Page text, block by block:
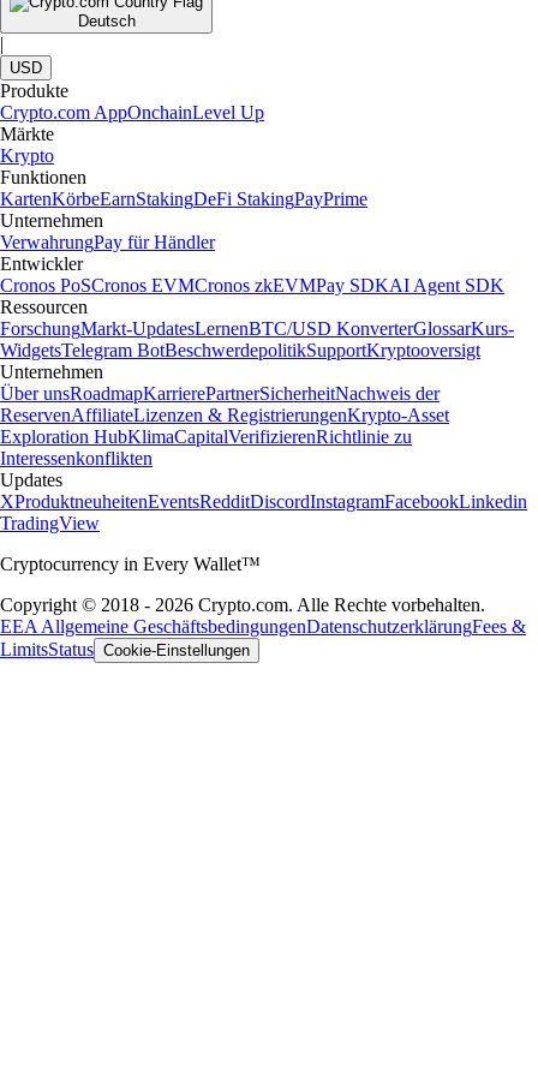
Deutsch
|
USD
Produkte
Crypto.com AppOnchainLevel Up
Märkte
Krypto
Funktionen
KartenKörbeEarnStakingDeFi StakingPayPrime
Unternehmen
VerwahrungPay für Händler
Entwickler
Cronos PoSCronos EVMCronos zkEVMPay SDKAI Agent SDK
Ressourcen
ForschungMarkt-UpdatesLernenBTC/USD KonverterGlossarKurs-
WidgetsTelegram BotBeschwerdepolitikSupportKryptooversigt
Unternehmen
Über unsRoadmapKarrierePartnerSicherheitNachweis der
ReservenAffiliateLizenzen & RegistrierungenKrypto-Asset
Exploration HubKlimaCapitalVerifizierenRichtlinie zu
Interessenkonflikten
Updates
XProduktneuheitenEventsRedditDiscordInstagramFacebookLinkedin
TradingView
Cryptocurrency in Every Wallet™
Copyright © 2018 - 2026 Crypto.com. Alle Rechte vorbehalten.
EEA Allgemeine GeschäftsbedingungenDatenschutzerklärungFees &
LimitsStatus Cookie-Einstellungen